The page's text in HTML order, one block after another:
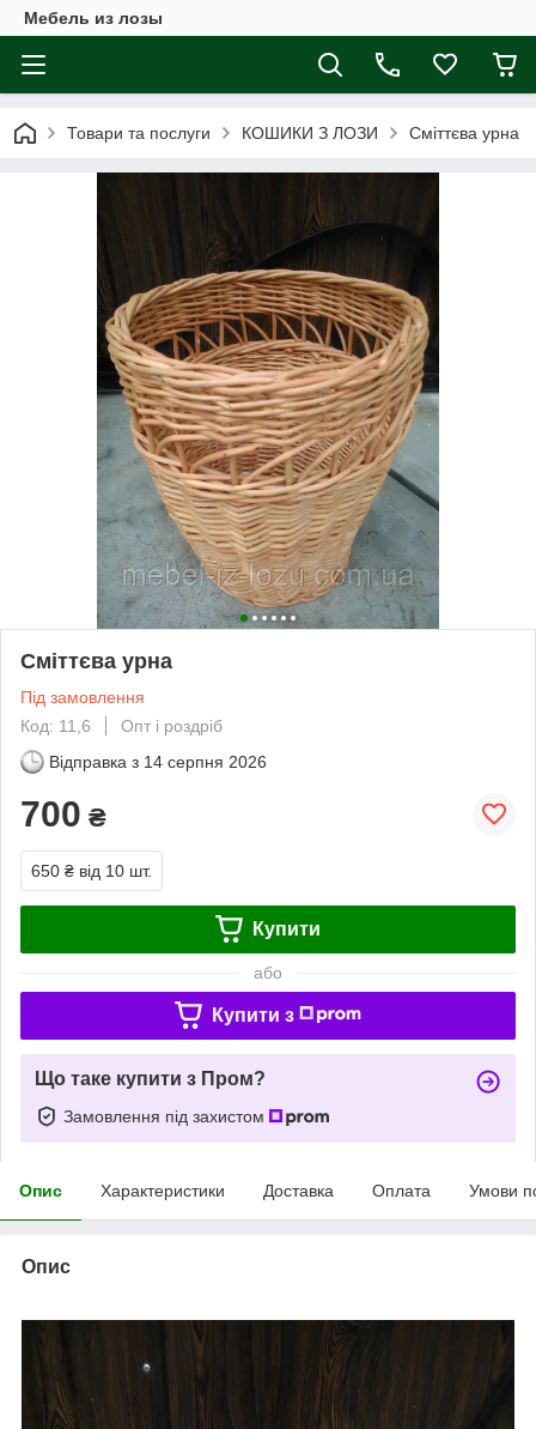
Мебель из лозы
Товари та послуги КОШИКИ З ЛОЗИ Сміттєва урна
Сміттєва урна
Під замовлення
Код: 11,6
Опт і роздріб
Відправка з 14 серпня 2026
700 ₴
650 ₴ від 10 шт.
Купити
або
Купити з
Що таке купити з Пром?
Замовлення під захистом
Опис Характеристики Доставка Оплата Умови
Опис